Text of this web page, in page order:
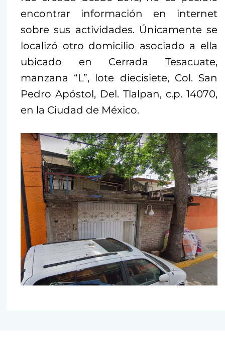
encontrar información en internet
sobre sus actividades. Únicamente se
localizó otro domicilio asociado a ella
ubicado en Cerrada Tesacuate,
manzana “L”, lote diecisiete, Col. San
Pedro Apóstol, Del. Tlalpan, c.p. 14070,
en la Ciudad de México.